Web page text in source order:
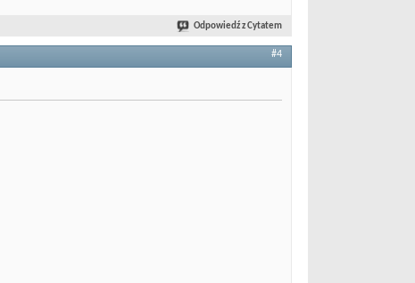
Odpowiedź z Cytatem
#4